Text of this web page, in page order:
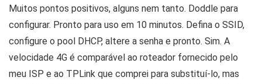
Muitos pontos positivos, alguns nem tanto. Doddle para
configurar. Pronto para uso em 10 minutos. Defina o SSID,
configure o pool DHCP, altere a senha e pronto. Sim. A
velocidade 4G é comparável ao roteador fornecido pelo
meu ISP e ao TPLink que comprei para substituí-lo, mas